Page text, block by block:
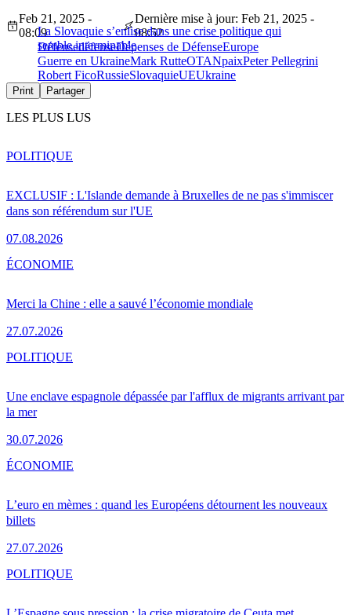
La Slovaquie s’enlise dans une crise politique qui
semble interminable
Feb 21, 2025 -
08:09
Dernière mise à jour: Feb 21, 2025 -
08:52
DéfensedéfenseDépenses de DéfenseEurope
Guerre en UkraineMark RutteOTANpaixPeter Pellegrini
Robert FicoRussieSlovaquieUEUkraine
Print Partager
LES PLUS LUS
EXCLUSIF : L'Islande demande à Bruxelles de ne pas s'immiscer
dans son référendum sur l'UE
07.08.2026
POLITIQUE
Merci la Chine : elle a sauvé l’économie mondiale
27.07.2026
ÉCONOMIE
Une enclave espagnole dépassée par l'afflux de migrants arrivant par
la mer
30.07.2026
POLITIQUE
L’euro en mèmes : quand les Européens détournent les nouveaux
billets
27.07.2026
ÉCONOMIE
POLITIQUE